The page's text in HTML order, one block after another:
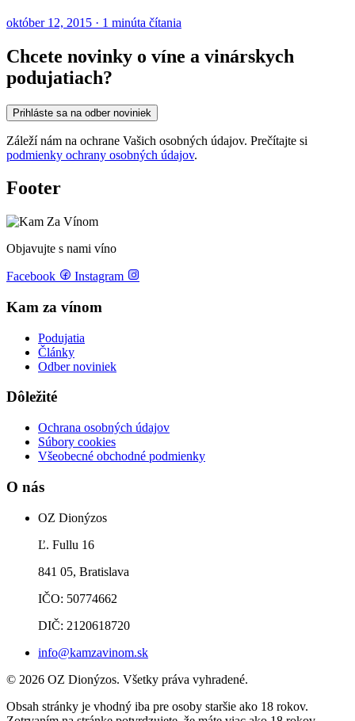
október 12, 2015 · 1 minúta čítania
Chcete novinky o víne a vinárskych
podujatiach?
Prihláste sa na odber noviniek
Záleží nám na ochrane Vašich osobných údajov. Prečítajte si
podmienky ochrany osobných údajov.
Footer
Objavujte s nami víno
Facebook Instagram
Kam za vínom
Podujatia
Články
Odber noviniek
Dôležité
Ochrana osobných údajov
Súbory cookies
Všeobecné obchodné podmienky
O nás
OZ Dionýzos
Ľ. Fullu 16
841 05, Bratislava
IČO: 50774662
DIČ: 2120618720
info@kamzavinom.sk
© 2026 OZ Dionýzos. Všetky práva vyhradené.
Obsah stránky je vhodný iba pre osoby staršie ako 18 rokov.